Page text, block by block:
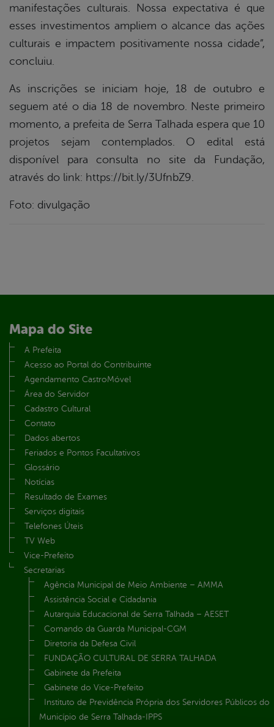
manifestações culturais. Nossa expectativa é que
esses investimentos ampliem o alcance das ações
culturais e impactem positivamente nossa cidade”,
concluiu.
As inscrições se iniciam hoje, 18 de outubro e
seguem até o dia 18 de novembro. Neste primeiro
momento, a prefeita de Serra Talhada espera que 10
projetos sejam contemplados. O edital está
disponível para consulta no site da Fundação,
através do link: https://bit.ly/3UfnbZ9.
Foto: divulgação
Mapa do Site
A Prefeita
Acesso ao Portal do Contribuinte
Agendamento CastroMóvel
Área do Servidor
Cadastro Cultural
Contato
Dados abertos
Feriados e Pontos Facultativos
Glossário
Notícias
Resultado de Exames
Serviços digitais
Telefones Úteis
TV Web
Vice-Prefeito
Secretarias
Agência Municipal de Meio Ambiente – AMMA
Assistência Social e Cidadania
Autarquia Educacional de Serra Talhada – AESET
Comando da Guarda Municipal-CGM
Diretoria da Defesa Civil
FUNDAÇÃO CULTURAL DE SERRA TALHADA
Gabinete da Prefeita
Gabinete do Vice-Prefeito
Instituto de Previdência Própria dos Servidores Públicos do
Município de Serra Talhada-IPPS